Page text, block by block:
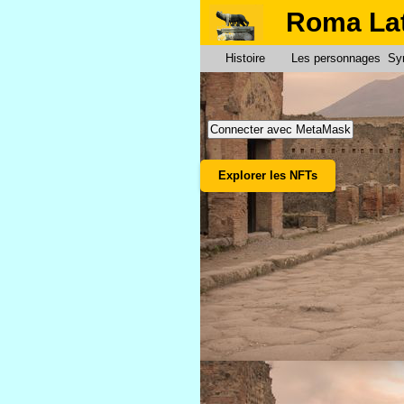
Roma
Histoire Les personnages
Connecter avec MetaMask
Explorer les NFTs